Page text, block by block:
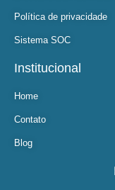
Política de privacidade
Sistema SOC
Institucional
Home
Contato
Blog